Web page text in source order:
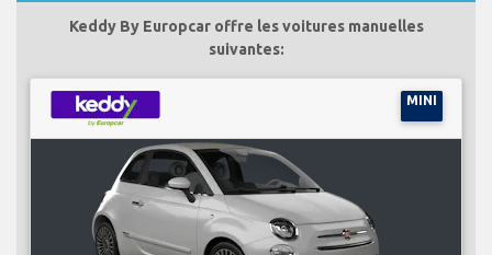
Keddy By Europcar offre les voitures manuelles
suivantes:
MINI